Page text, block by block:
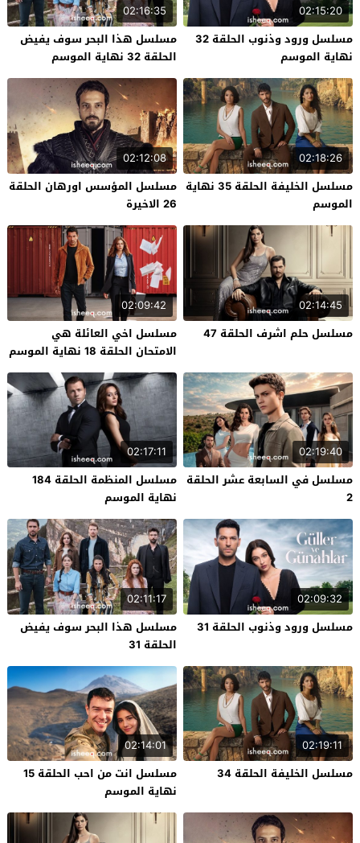
02:15:20
مسلسل ورود وذنوب الحلقة 32
نهاية الموسم
02:16:35
مسلسل هذا البحر سوف يفيض
الحلقة 32 نهاية الموسم
02:18:26
مسلسل الخليفة الحلقة 35 نهاية
الموسم
02:12:08
مسلسل المؤسس اورهان الحلقة
26 الاخيرة
02:14:45
مسلسل حلم اشرف الحلقة 47
02:09:42
مسلسل اخي العائلة هي
الامتحان الحلقة 18 نهاية الموسم
02:19:40
مسلسل في السابعة عشر الحلقة
2
02:17:11
مسلسل المنظمة الحلقة 184
نهاية الموسم
02:09:32
مسلسل ورود وذنوب الحلقة 31
02:11:17
مسلسل هذا البحر سوف يفيض
الحلقة 31
02:19:11
مسلسل الخليفة الحلقة 34
02:14:01
مسلسل انت من احب الحلقة 15
نهاية الموسم